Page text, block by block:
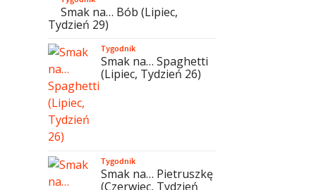
Smak na… Bób (Lipiec,
Tydzień 29)
Tygodnik
Smak na… Spaghetti
(Lipiec, Tydzień 26)
Tygodnik
Smak na… Pietruszkę
(Czerwiec, Tydzień